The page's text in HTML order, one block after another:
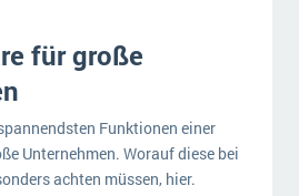
für große
Funktionen einer
Unternehmen. Worauf diese bei
achten müssen, hier.